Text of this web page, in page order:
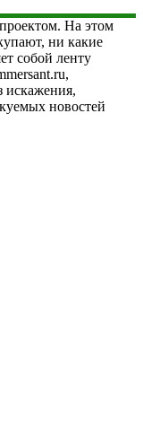
На этом
ни какие
собой ленту
искажения,
новостей